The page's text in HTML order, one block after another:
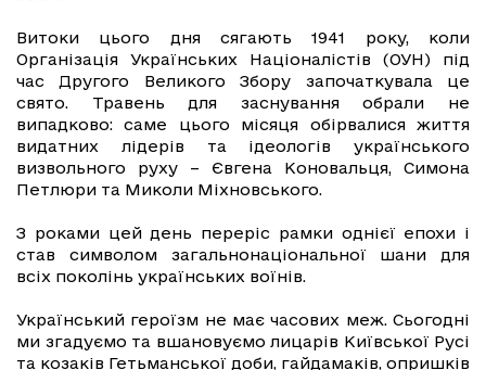
Витоки цього дня сягають 1941 року, коли
Організація Українських Націоналістів (ОУН) під
час Другого Великого Збору започаткувала це
свято. Травень для заснування обрали не
випадково: саме цього місяця обірвалися життя
видатних лідерів та ідеологів українського
визвольного руху – Євгена Коновальця, Симона
Петлюри та Миколи Міхновського.
З роками цей день переріс рамки однієї епохи і
став символом загальнонаціональної шани для
всіх поколінь українських воїнів.
Український героїзм не має часових меж. Сьогодні
ми згадуємо та вшановуємо лицарів Київської Русі
та козаків Гетьманської доби, гайдамаків, опришків